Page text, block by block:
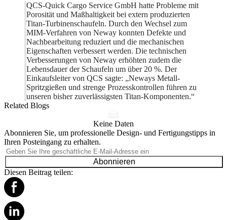
QCS-Quick Cargo Service GmbH hatte Probleme mit
Porosität und Maßhaltigkeit bei extern produzierten
Titan-Turbinenschaufeln. Durch den Wechsel zum
MIM-Verfahren von Neway konnten Defekte und
Nachbearbeitung reduziert und die mechanischen
Eigenschaften verbessert werden. Die technischen
Verbesserungen von Neway erhöhten zudem die
Lebensdauer der Schaufeln um über 20 %. Der
Einkaufsleiter von QCS sagte: „Neways Metall-
Spritzgießen und strenge Prozesskontrollen führen zu
unseren bisher zuverlässigsten Titan-Komponenten.“
Related Blogs
Keine Daten
Abonnieren Sie, um professionelle Design- und Fertigungstipps in
Ihren Posteingang zu erhalten.
Abonnieren
Diesen Beitrag teilen: